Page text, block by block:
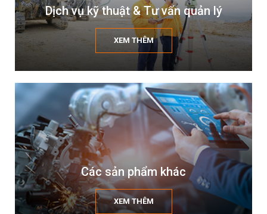
Dịch vụ kỹ thuật & Tư vấn quản lý
XEM THÊM
Các sản phẩm khác
XEM THÊM